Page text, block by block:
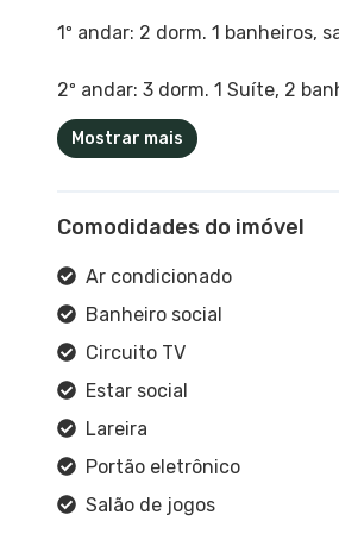
1º andar: 2 dorm. 1 banheiros,
2º andar: 3 dorm. 1 Suíte, 2
Mostrar mais
Comodidades do imóvel
Ar condicionado
Banheiro social
Circuito TV
Estar social
Lareira
Portão eletrônico
Salão de jogos